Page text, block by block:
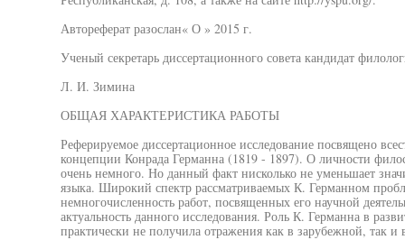
Автореферат разослан« О » 2015 г.
Ученый секретарь диссертационного совета кандидат
Л. И. Зимина
ОБЩАЯ ХАРАКТЕРИСТИКА РАБОТЫ
Реферируемое диссертационное исследование посвящено
концепции Конрада Германна (1819 - 1897). О личности
очень немного. Но данный факт нисколько не уменьшает
языка. Широкий спектр рассматриваемых К. Германном
немногочисленность работ, посвященных его научной
актуальность данного исследования. Роль К. Германна в
практически не получила отражения как в зарубежной, так и